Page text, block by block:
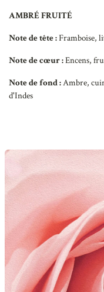
AMBRÉ FRUITÉ
Note de tête :Framboise,
Note de cœur :Encens,
Note de fond :Ambre,
d'Indes